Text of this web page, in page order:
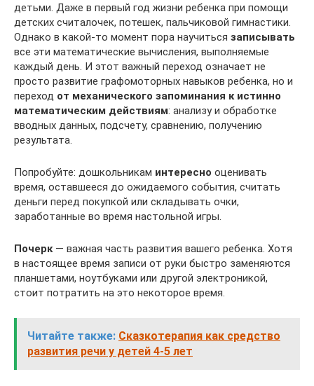
детьми. Даже в первый год жизни ребенка при помощи
детских считалочек, потешек, пальчиковой гимнастики.
Однако в какой-то момент пора научиться записывать
все эти математические вычисления, выполняемые
каждый день. И этот важный переход означает не
просто развитие графомоторных навыков ребенка, но и
переход от механического запоминания к истинно
математическим действиям: анализу и обработке
вводных данных, подсчету, сравнению, получению
результата.
Попробуйте: дошкольникам интересно оценивать
время, оставшееся до ожидаемого события, считать
деньги перед покупкой или складывать очки,
заработанные во время настольной игры.
Почерк— важная часть развития вашего ребенка. Хотя
в настоящее время записи от руки быстро заменяются
планшетами, ноутбуками или другой электроникой,
стоит потратить на это некоторое время.
Читайте также: Сказкотерапия как средство
развития речи у детей 4-5 лет